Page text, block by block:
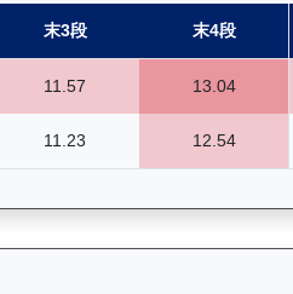
末3段 末4段
11.57 13.04
11.23 12.54